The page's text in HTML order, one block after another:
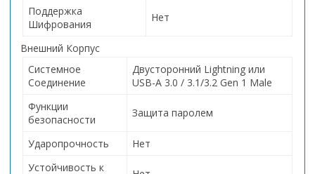
Поддержка
Шифрования
Нет
Внешний Корпус
Системное
Соединение
Двусторонний Lightning или
USB-A 3.0 / 3.1/3.2 Gen 1 Male
Функции
безопасности
Защита паролем
Ударопрочность
Нет
Устойчивость к